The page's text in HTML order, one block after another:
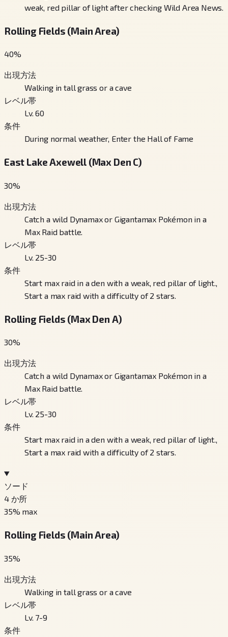
weak, red pillar of light after checking Wild Area News.
Rolling Fields (Main Area)
40%
出現方法
Walking in tall grass or a cave
レベル帯
Lv. 60
条件
During normal weather, Enter the Hall of Fame
East Lake Axewell (Max Den C)
30%
出現方法
Catch a wild Dynamax or Gigantamax Pokémon in a
Max Raid battle.
レベル帯
Lv. 25-30
条件
Start max raid in a den with a weak, red pillar of light.,
Start a max raid with a difficulty of 2 stars.
Rolling Fields (Max Den A)
30%
出現方法
Catch a wild Dynamax or Gigantamax Pokémon in a
Max Raid battle.
レベル帯
Lv. 25-30
条件
Start max raid in a den with a weak, red pillar of light.,
Start a max raid with a difficulty of 2 stars.
ソード
4 か所
35% max
Rolling Fields (Main Area)
35%
出現方法
Walking in tall grass or a cave
レベル帯
Lv. 7-9
条件